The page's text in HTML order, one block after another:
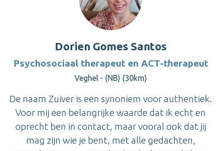
Dorien Gomes Santos
Psychosociaal therapeut en ACT-therapeut
Veghel - (NB) (30km)
De naam Zuiver is een synoniem voor authentiek.
Voor mij een belangrijke waarde dat ik echt en
oprecht ben in contact, maar vooral ook dat jij
mag zijn wie je bent, met alle gedachten,